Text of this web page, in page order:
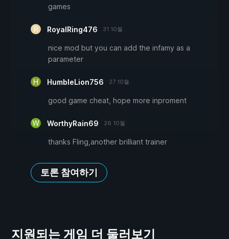
games
RoyalRing476 31 10월
nice mod but you can add the infamy as a
parameter
HumbleLion756 27 10월
good game cheat, hope more inproment
WorthyRain69 26 10월
thanks Fling,another brilliant trainer
토론 참여하기
지원되는 게임 더 둘러보기